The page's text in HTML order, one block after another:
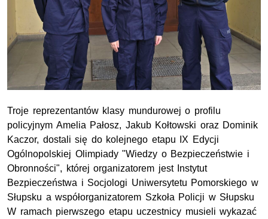
Troje reprezentantów klasy mundurowej o profilu
policyjnym Amelia Pałosz, Jakub Kołtowski oraz Dominik
Kaczor, dostali się do kolejnego etapu IX Edycji
Ogólnopolskiej Olimpiady "Wiedzy o Bezpieczeństwie i
Obronności", której organizatorem jest Instytut
Bezpieczeństwa i Socjologi Uniwersytetu Pomorskiego w
Słupsku a współorganizatorem Szkoła Policji w Słupsku
W ramach pierwszego etapu uczestnicy musieli wykazać